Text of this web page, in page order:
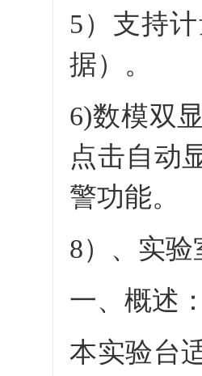
5）支持
据）。
6)数模双
点击自动
警功能。
8）、实验
一、概述
本实验台